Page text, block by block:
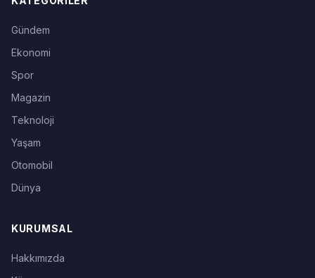
Gündem
Ekonomi
Spor
Magazin
Teknoloji
Yaşam
Otomobil
Dünya
KURUMSAL
Hakkımızda